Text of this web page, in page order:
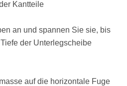
an und spannen Sie sie, bis
der Unterlegscheibe
auf die horizontale Fuge